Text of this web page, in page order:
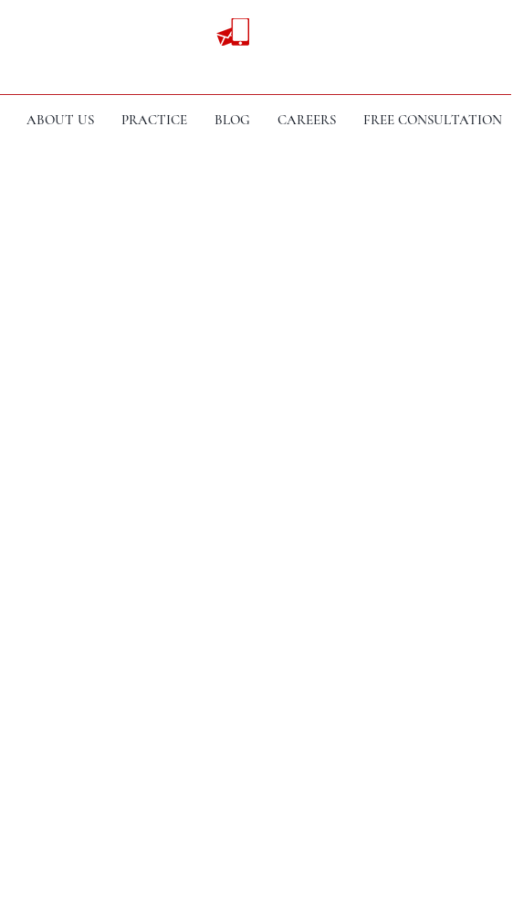
ABOUT US PRACTICE BLOG CAREERS FREE CONSULTATION